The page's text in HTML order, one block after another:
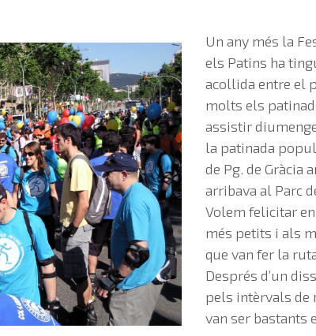
Un any més la
els Patins ha
acollida entre el
molts els
assistir
la patinada
de Pg. de Gràcia
arribava al Parc
Volem felicitar
més petits i als
que van fer la
Després d’un
pels intèrvals de
van ser bastants